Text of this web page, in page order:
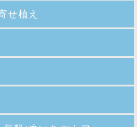
せ植え